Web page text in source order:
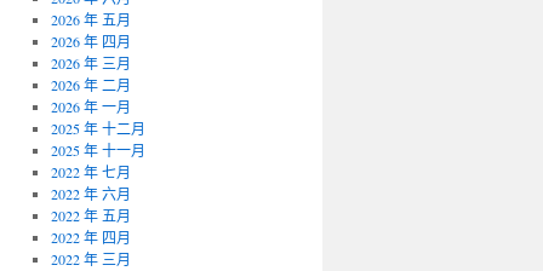
2026 年 五月
2026 年 四月
2026 年 三月
2026 年 二月
2026 年 一月
2025 年 十二月
2025 年 十一月
2022 年 七月
2022 年 六月
2022 年 五月
2022 年 四月
2022 年 三月